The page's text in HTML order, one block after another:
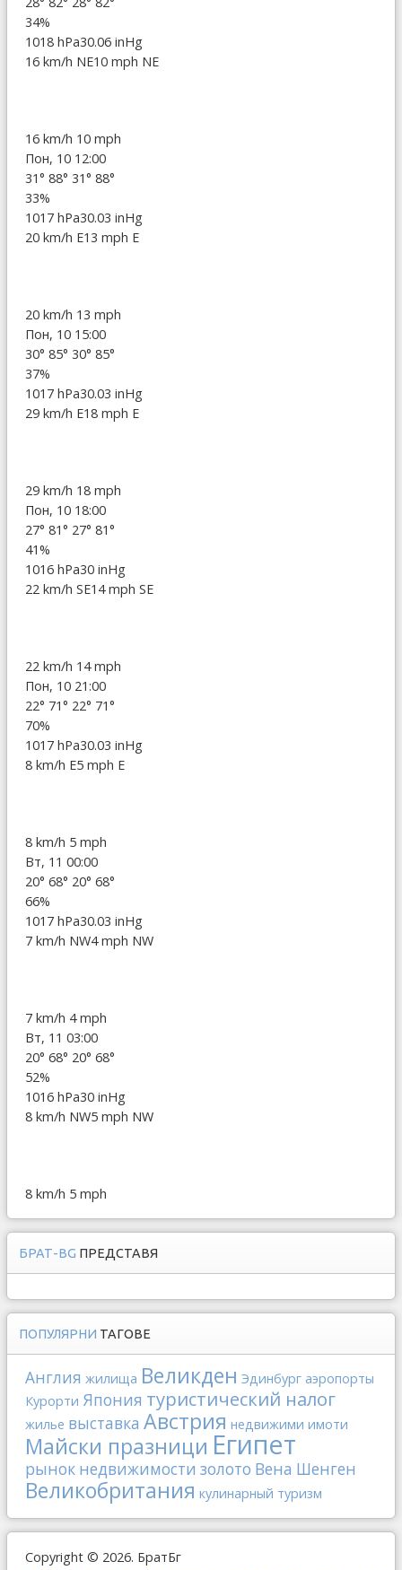
34%
1018 hPa30.06 inHg
16 km/h NE10 mph NE
16 km/h 10 mph
Пон, 10 12:00
31° 88° 31° 88°
33%
1017 hPa30.03 inHg
20 km/h E13 mph E
20 km/h 13 mph
Пон, 10 15:00
30° 85° 30° 85°
37%
1017 hPa30.03 inHg
29 km/h E18 mph E
29 km/h 18 mph
Пон, 10 18:00
27° 81° 27° 81°
41%
1016 hPa30 inHg
22 km/h SE14 mph SE
22 km/h 14 mph
Пон, 10 21:00
22° 71° 22° 71°
70%
1017 hPa30.03 inHg
8 km/h E5 mph E
8 km/h 5 mph
Вт, 11 00:00
20° 68° 20° 68°
66%
1017 hPa30.03 inHg
7 km/h NW4 mph NW
7 km/h 4 mph
Вт, 11 03:00
20° 68° 20° 68°
52%
1016 hPa30 inHg
8 km/h NW5 mph NW
8 km/h 5 mph
БРАТ-BG ПРЕДСТАВЯ
ПОПУЛЯРНИ ТАГОВЕ
Англия жилища Великден Эдинбург аэропорты
Курорти Япония туристический налог
жилье выставка Австрия недвижими имоти
Майски празници Египет
рынок недвижимости золото Вена Шенген
Великобритания кулинарный туризм
Copyright © 2026. БратБг